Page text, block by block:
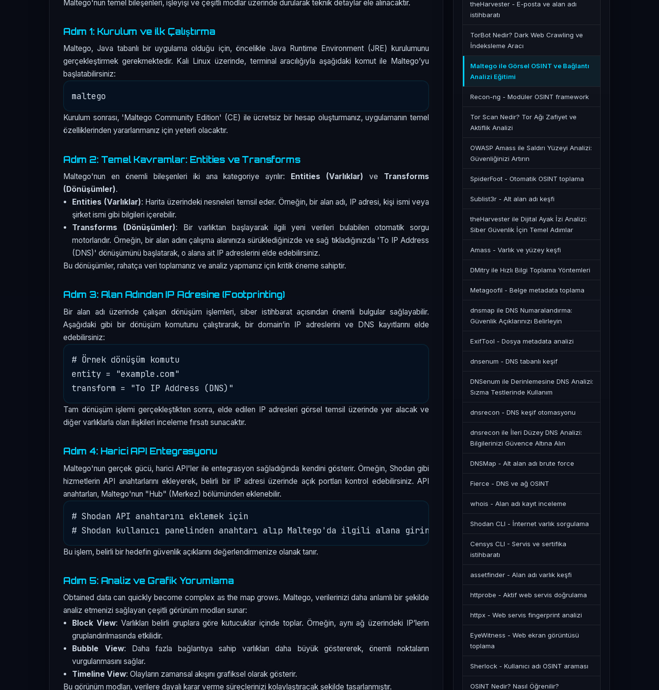
Maltego'nun temel bileşenleri, işleyişi ve çeşitli modlar üzerinde durularak teknik detaylar ele alınacaktır.
Adım 1: Kurulum ve İlk Çalıştırma
Maltego, Java tabanlı bir uygulama olduğu için, öncelikle Java Runtime Environment (JRE) kurulumunu
gerçekleştirmek gerekmektedir. Kali Linux üzerinde, terminal aracılığıyla aşağıdaki komut ile Maltego’yu
başlatabilirsiniz:
Kurulum sonrası, 'Maltego Community Edition' (CE) ile ücretsiz bir hesap oluşturmanız, uygulamanın temel
özelliklerinden yararlanmanız için yeterli olacaktır.
Adım 2: Temel Kavramlar: Entities ve Transforms
Maltego'nun en önemli bileşenleri iki ana kategoriye ayrılır: Entities (Varlıklar) ve Transforms
(Dönüşümler).
Entities (Varlıklar): Harita üzerindeki nesneleri temsil eder. Örneğin, bir alan adı, IP adresi, kişi ismi veya
şirket ismi gibi bilgileri içerebilir.
Transforms (Dönüşümler): Bir varlıktan başlayarak ilgili yeni verileri bulabilen otomatik sorgu
motorlarıdır. Örneğin, bir alan adını çalışma alanınıza sürüklediğinizde ve sağ tıkladığınızda 'To IP Address
(DNS)' dönüşümünü başlatarak, o alana ait IP adreslerini elde edebilirsiniz.
Bu dönüşümler, rahatça veri toplamanız ve analiz yapmanız için kritik öneme sahiptir.
Adım 3: Alan Adından IP Adresine (Footprinting)
Bir alan adı üzerinde çalışan dönüşüm işlemleri, siber istihbarat açısından önemli bulgular sağlayabilir.
Aşağıdaki gibi bir dönüşüm komutunu çalıştırarak, bir domain’in IP adreslerini ve DNS kayıtlarını elde
edebilirsiniz:
# Örnek dönüşüm komutu
entity = "example.com"
Tam dönüşüm işlemi gerçekleştikten sonra, elde edilen IP adresleri görsel temsil üzerinde yer alacak ve
diğer varlıklarla olan ilişkileri inceleme fırsatı sunacaktır.
Adım 4: Harici API Entegrasyonu
Maltego'nun gerçek gücü, harici API'ler ile entegrasyon sağladığında kendini gösterir. Örneğin, Shodan gibi
hizmetlerin API anahtarlarını ekleyerek, belirli bir IP adresi üzerinde açık portları kontrol edebilirsiniz. API
anahtarları, Maltego'nun "Hub" (Merkez) bölümünden eklenebilir.
# Shodan API anahtarını eklemek için
Bu işlem, belirli bir hedefin güvenlik açıklarını değerlendirmenize olanak tanır.
Adım 5: Analiz ve Grafik Yorumlama
Obtained data can quickly become complex as the map grows. Maltego, verilerinizi daha anlamlı bir şekilde
analiz etmenizi sağlayan çeşitli görünüm modları sunar:
Block View: Varlıkları belirli gruplara göre kutucuklar içinde toplar. Örneğin, aynı ağ üzerindeki IP’lerin
gruplandırılmasında etkilidir.
Bubble View: Daha fazla bağlantıya sahip varlıkları daha büyük göstererek, önemli noktaların
vurgulanmasını sağlar.
Timeline View: Olayların zamansal akışını grafiksel olarak gösterir.
Bu görünüm modları, verilere dayalı karar verme süreçlerinizi kolaylaştıracak şekilde tasarlanmıştır.
theHarvester - E-posta ve alan adı
istihbaratı
TorBot Nedir? Dark Web Crawling ve
İndeksleme Aracı
Maltego ile Görsel OSINT ve Bağlantı
Analizi Eğitimi
Recon-ng - Modüler OSINT framework
Tor Scan Nedir? Tor Ağı Zafiyet ve
Aktiflik Analizi
OWASP Amass ile Saldırı Yüzeyi Analizi:
Güvenliğinizi Artırın
SpiderFoot - Otomatik OSINT toplama
Sublist3r - Alt alan adı keşfi
theHarvester ile Dijital Ayak İzi Analizi:
Siber Güvenlik İçin Temel Adımlar
Amass - Varlık ve yüzey keşfi
DMitry ile Hızlı Bilgi Toplama Yöntemleri
Metagoofil - Belge metadata toplama
dnsmap ile DNS Numaralandırma:
Güvenlik Açıklarınızı Belirleyin
ExifTool - Dosya metadata analizi
dnsenum - DNS tabanlı keşif
DNSenum ile Derinlemesine DNS Analizi:
Sızma Testlerinde Kullanım
dnsrecon - DNS keşif otomasyonu
dnsrecon ile İleri Düzey DNS Analizi:
Bilgilerinizi Güvence Altına Alın
DNSMap - Alt alan adı brute force
Fierce - DNS ve ağ OSINT
whois - Alan adı kayıt inceleme
Shodan CLI - İnternet varlık sorgulama
Censys CLI - Servis ve sertifika
istihbaratı
assetfinder - Alan adı varlık keşfi
httprobe - Aktif web servis doğrulama
httpx - Web servis fingerprint analizi
EyeWitness - Web ekran görüntüsü
toplama
Sherlock - Kullanıcı adı OSINT araması
OSINT Nedir? Nasıl Öğrenilir?